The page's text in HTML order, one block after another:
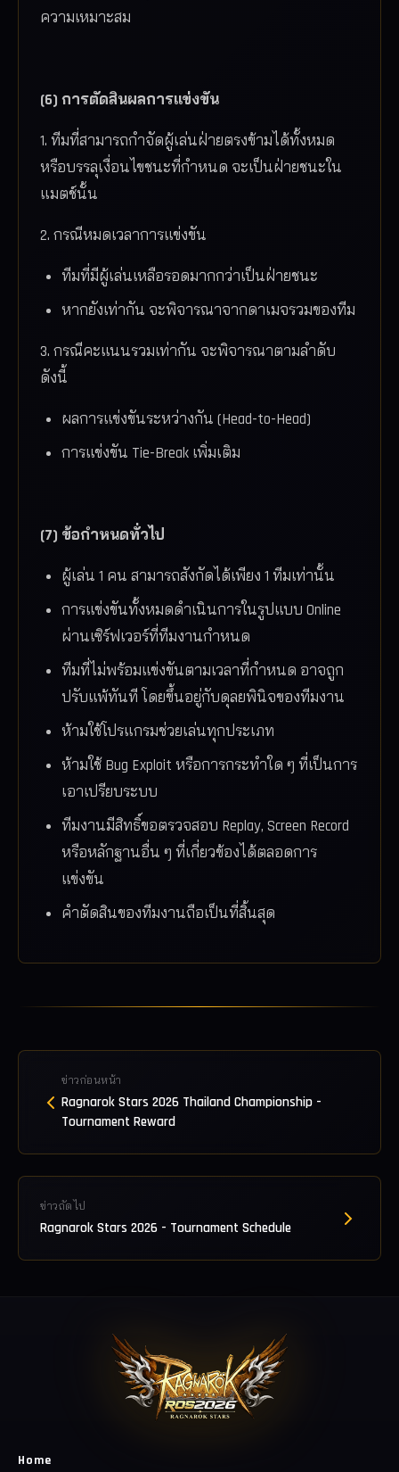
ความเหมาะสม
(6) การตัดสินผลการแข่งขัน
1. ทีมที่สามารถกำจัดผู้เล่นฝ่ายตรงข้ามได้ทั้งหมด
หรือบรรลุเงื่อนไขชนะที่กำหนด จะเป็นฝ่ายชนะใน
แมตช์นั้น
2. กรณีหมดเวลาการแข่งขัน
ทีมที่มีผู้เล่นเหลือรอดมากกว่าเป็นฝ่ายชนะ
หากยังเท่ากัน จะพิจารณาจากดาเมจรวมของทีม
3. กรณีคะแนนรวมเท่ากัน จะพิจารณาตามลำดับ
ดังนี้
ผลการแข่งขันระหว่างกัน (Head-to-Head)
การแข่งขัน Tie-Break เพิ่มเติม
(7) ข้อกำหนดทั่วไป
ผู้เล่น 1 คน สามารถสังกัดได้เพียง 1 ทีมเท่านั้น
การแข่งขันทั้งหมดดำเนินการในรูปแบบ Online
ผ่านเซิร์ฟเวอร์ที่ทีมงานกำหนด
ทีมที่ไม่พร้อมแข่งขันตามเวลาที่กำหนด อาจถูก
ปรับแพ้ทันที โดยขึ้นอยู่กับดุลยพินิจของทีมงาน
ห้ามใช้โปรแกรมช่วยเล่นทุกประเภท
ห้ามใช้ Bug Exploit หรือการกระทำใด ๆ ที่เป็นการ
เอาเปรียบระบบ
ทีมงานมีสิทธิ์ขอตรวจสอบ Replay, Screen Record
หรือหลักฐานอื่น ๆ ที่เกี่ยวข้องได้ตลอดการ
แข่งขัน
คำตัดสินของทีมงานถือเป็นที่สิ้นสุด
ข่าวก่อนหน้า
Ragnarok Stars 2026 Thailand Championship -
Tournament Reward
ข่าวถัดไป
Ragnarok Stars 2026 - Tournament Schedule
Home